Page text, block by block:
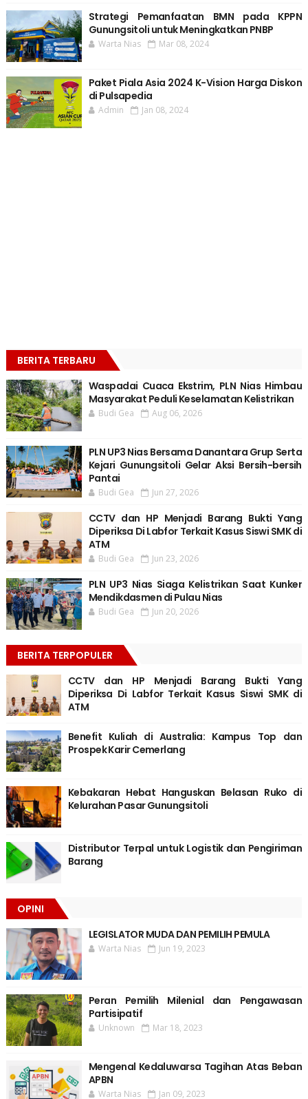
Strategi Pemanfaatan BMN pada KPPN
Gunungsitoli untuk Meningkatkan PNBP
Warta Nias Mar 08, 2024
Paket Piala Asia 2024 K-Vision Harga Diskon
di Pulsapedia
Admin Jan 08, 2024
BERITA TERBARU
Waspadai Cuaca Ekstrim, PLN Nias Himbau
Masyarakat Peduli Keselamatan Kelistrikan
Budi Gea Aug 06, 2026
PLN UP3 Nias Bersama Danantara Grup Serta
Kejari Gunungsitoli Gelar Aksi Bersih-bersih
Pantai
Budi Gea Jun 27, 2026
CCTV dan HP Menjadi Barang Bukti Yang
Diperiksa Di Labfor Terkait Kasus Siswi SMK di
ATM
Budi Gea Jun 23, 2026
PLN UP3 Nias Siaga Kelistrikan Saat Kunker
Mendikdasmen di Pulau Nias
Budi Gea Jun 20, 2026
BERITA TERPOPULER
CCTV dan HP Menjadi Barang Bukti Yang
Diperiksa Di Labfor Terkait Kasus Siswi SMK di
ATM
Benefit Kuliah di Australia: Kampus Top dan
Prospek Karir Cemerlang
Kebakaran Hebat Hanguskan Belasan Ruko di
Kelurahan Pasar Gunungsitoli
Distributor Terpal untuk Logistik dan Pengiriman
Barang
OPINI
LEGISLATOR MUDA DAN PEMILIH PEMULA
Warta Nias Jun 19, 2023
Peran Pemilih Milenial dan Pengawasan
Partisipatif
Unknown Mar 18, 2023
Mengenal Kedaluwarsa Tagihan Atas Beban
APBN
Warta Nias Jan 09, 2023